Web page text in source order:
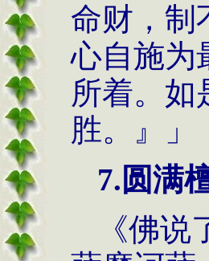
命财，制
心自施为
所着。如
胜。』」
7.圆满
《佛